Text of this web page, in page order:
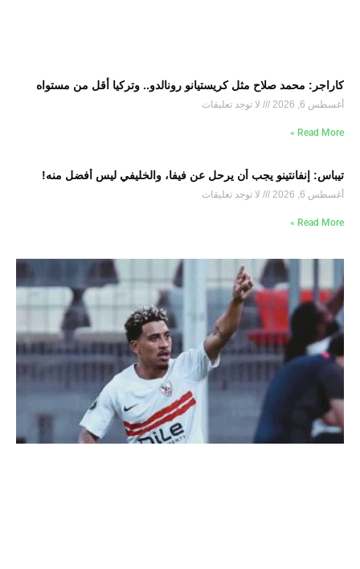
كاراجر: محمد صلاح مثل كريستيانو رونالدو.. وتركيا أقل من مستواه
أغسطس 6, 2026 لا توجد تعليقات
Read More »
تيباس: إنفانتينو يجب أن يرحل عن فيفا، والخليفي ليس أفضل منه!
أغسطس 6, 2026 لا توجد تعليقات
Read More »